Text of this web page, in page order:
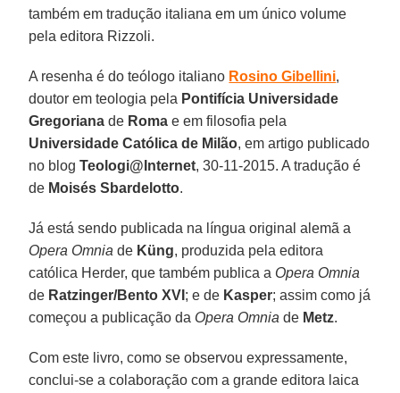
também em tradução italiana em um único volume
pela editora Rizzoli.
A resenha é do teólogo italiano Rosino Gibellini,
doutor em teologia pela Pontifícia Universidade
Gregoriana de Roma e em filosofia pela
Universidade Católica de Milão, em artigo publicado
no blogTeologi@Internet, 30-11-2015. A tradução é
de Moisés Sbardelotto.
Já está sendo publicada na língua original alemã a
Opera Omnia de Küng, produzida pela editora
católica Herder, que também publica a Opera Omnia
de Ratzinger/Bento XVI ; e de Kasper; assim como já
começou a publicação da Opera Omnia de Metz.
Com este livro, como se observou expressamente,
conclui-se a colaboração com a grande editora laica